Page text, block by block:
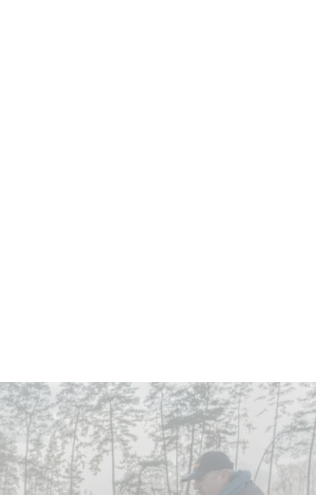
з гуманітарного розмінування —